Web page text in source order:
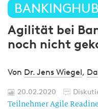
Agilität bei
noch nicht
Von Dr. Jens Wiegel,
20.02.2020
Teilnehmer Agile